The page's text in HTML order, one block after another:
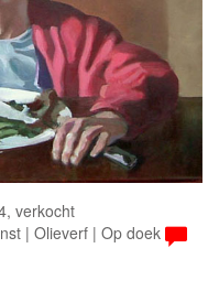
verkocht
| Olieverf | Op doek